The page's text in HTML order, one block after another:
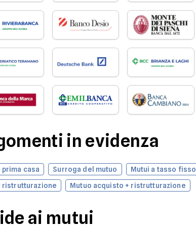
in evidenza
prima casa Surroga del mutuo Mutui a tasso fisso
ristrutturazione
Mutuo acquisto + ristrutturazione
ai mutui